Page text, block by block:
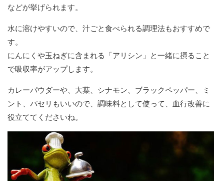
などが挙げられます。
水に溶けやすいので、汁ごと食べられる調理法もおすすめで
す。
にんにくや玉ねぎに含まれる「アリシン」と一緒に摂ること
で吸収率がアップします。
カレーパウダーや、大葉、シナモン、ブラックペッパー、ミ
ント、パセリもいいので、調味料として使って、血行改善に
役立ててくださいね。